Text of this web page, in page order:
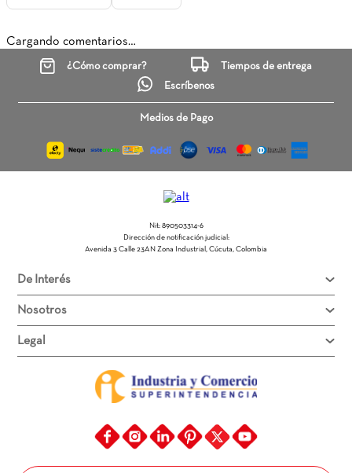
Cargando comentarios…
¿Cómo comprar?
Tiempos de entrega
Escríbenos
Medios de Pago
Nit: 890503314-6
Dirección de notificación judicial:
Avenida 3 Calle 23AN Zona Industrial, Cúcuta, Colombia
De Interés
Nosotros
Legal